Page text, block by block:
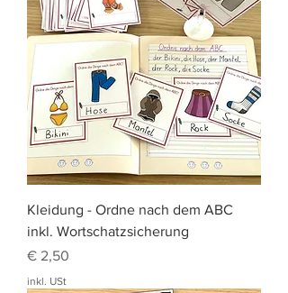
Kleidung - Ordne nach dem ABC
inkl. Wortschatzsicherung
Preis
€ 2,50
inkl. USt